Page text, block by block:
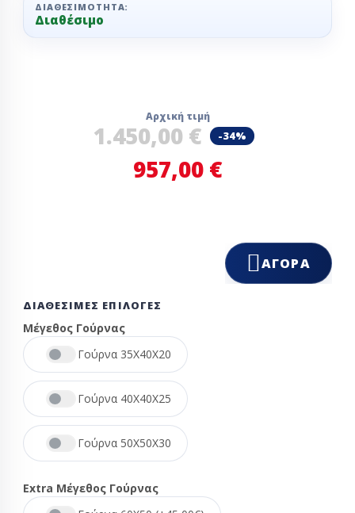
ΔΙΑΘΕΣΙΜΌΤΗΤΑ:
Διαθέσιμο
Αρχική τιμή
1.450,00 € -34%
957,00 €
ΑΓΟΡΆ
ΔΙΑΘΈΣΙΜΕΣ ΕΠΙΛΟΓΈΣ
Μέγεθος Γούρνας
Γούρνα 35Χ40Χ20
Γούρνα 40Χ40Χ25
Γούρνα 50Χ50Χ30
Extra Μέγεθος Γούρνας